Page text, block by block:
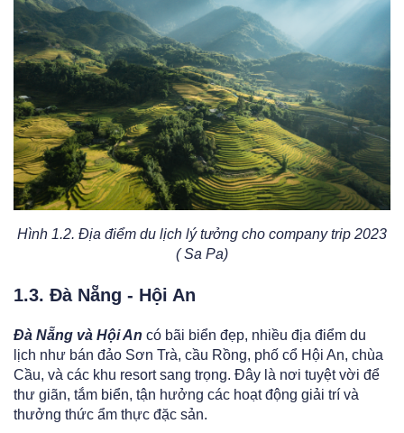
Hình 1.2. Địa điểm du lịch lý tưởng cho company trip 2023
( Sa Pa)
1.3. Đà Nẵng - Hội An
Đà Nẵng và Hội An có bãi biển đẹp, nhiều địa điểm du
lịch như bán đảo Sơn Trà, cầu Rồng, phố cổ Hội An, chùa
Cầu, và các khu resort sang trọng. Đây là nơi tuyệt vời để
thư giãn, tắm biển, tận hưởng các hoạt động giải trí và
thưởng thức ẩm thực đặc sản.